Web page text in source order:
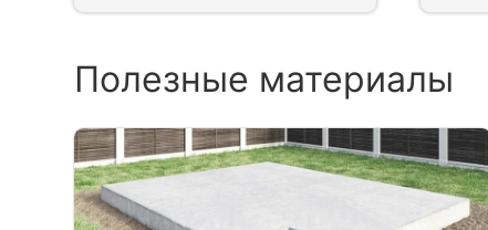
Полезные материалы